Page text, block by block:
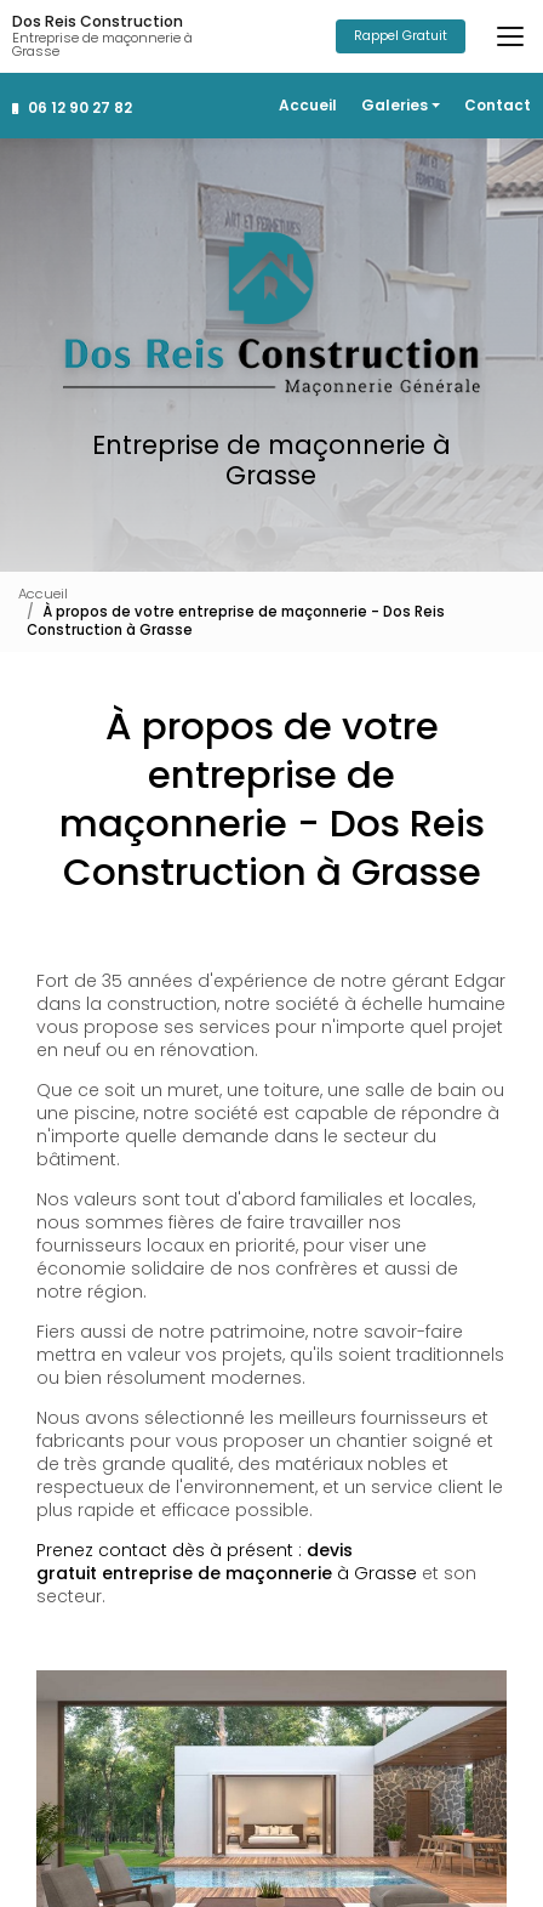
Aller
au
contenu
principal
06 12 90 27 82 Accueil Galeries
Rénovation
Salle de bain
Aménagements extérieurs
Contact
Dos Reis Construction
Entreprise de maçonnerie à
Grasse
Rappel Gratuit
Entreprise de maçonnerie à
Grasse
Accueil
À propos de votre entreprise de maçonnerie - Dos Reis
Construction à Grasse
À propos de votre
entreprise de
maçonnerie - Dos Reis
Construction à Grasse
Fort de 35 années d'expérience de notre gérant Edgar
dans la construction, notre société à échelle humaine
vous propose ses services pour n'importe quel projet
en neuf ou en rénovation.
Que ce soit un muret, une toiture, une salle de bain ou
une piscine, notre société est capable de répondre à
n'importe quelle demande dans le secteur du
bâtiment.
Nos valeurs sont tout d'abord familiales et locales,
nous sommes fières de faire travailler nos
fournisseurs locaux en priorité, pour viser une
économie solidaire de nos confrères et aussi de
notre région.
Fiers aussi de notre patrimoine, notre savoir-faire
mettra en valeur vos projets, qu'ils soient traditionnels
ou bien résolument modernes.
Nous avons sélectionné les meilleurs fournisseurs et
fabricants pour vous proposer un chantier soigné et
de très grande qualité, des matériaux nobles et
respectueux de l'environnement, et un service client le
plus rapide et efficace possible.
Prenez contact dès à présent : devis
gratuit entreprise de maçonnerie à Grasse et son
secteur.